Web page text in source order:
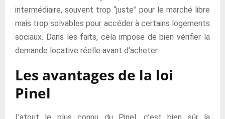
intermédiaire, souvent trop “juste” pour le marché libre
mais trop solvables pour accéder à certains logements
sociaux. Dans les faits, cela impose de bien vérifier la
demande locative réelle avant d’acheter.
Les avantages de la loi
Pinel